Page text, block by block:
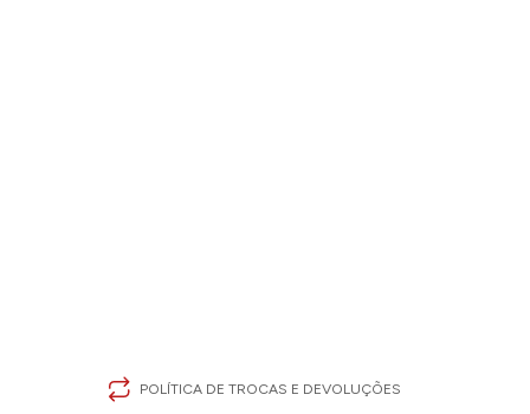
POLÍTICA DE TROCAS E DEVOLUÇÕES